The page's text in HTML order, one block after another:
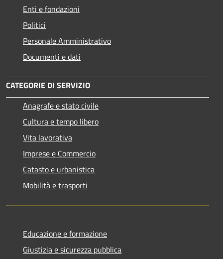
Enti e fondazioni
Politici
Personale Amministrativo
Documenti e dati
CATEGORIE DI SERVIZIO
Anagrafe e stato civile
Cultura e tempo libero
Vita lavorativa
Imprese e Commercio
Catasto e urbanistica
Mobilità e trasporti
Educazione e formazione
Giustizia e sicurezza pubblica